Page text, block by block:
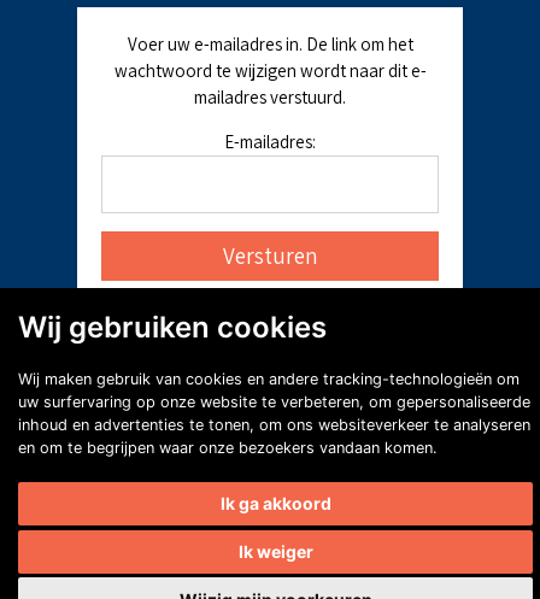
Voer uw e-mailadres in. De link om het
wachtwoord te wijzigen wordt naar dit e-
mailadres verstuurd.
E-mailadres:
Wij gebruiken cookies
Wij maken gebruik van cookies en andere tracking-technologieën om
uw surfervaring op onze website te verbeteren, om gepersonaliseerde
inhoud en advertenties te tonen, om ons websiteverkeer te analyseren
en om te begrijpen waar onze bezoekers vandaan komen.
Ik ga akkoord
Ik weiger